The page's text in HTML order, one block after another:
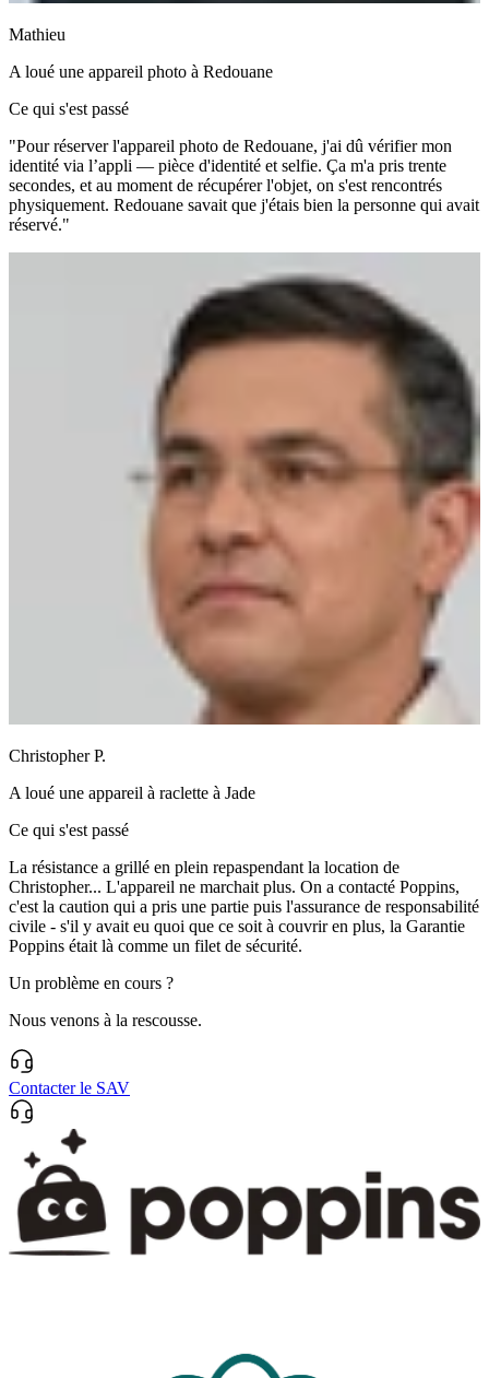
Mathieu
A loué une appareil photo à Redouane
Ce qui s'est passé
"Pour réserver l'appareil photo de Redouane, j'ai dû vérifier mon
identité via l’appli — pièce d'identité et selfie. Ça m'a pris trente
secondes, et au moment de récupérer l'objet, on s'est rencontrés
physiquement. Redouane savait que j'étais bien la personne qui avait
réservé."
Christopher P.
A loué une appareil à raclette à Jade
Ce qui s'est passé
La résistance a grillé en plein repaspendant la location de
Christopher... L'appareil ne marchait plus. On a contacté Poppins,
c'est la caution qui a pris une partie puis l'assurance de responsabilité
civile - s'il y avait eu quoi que ce soit à couvrir en plus, la Garantie
Poppins était là comme un filet de sécurité.
Un problème en cours ?
Nous venons à la rescousse.
Contacter le SAV